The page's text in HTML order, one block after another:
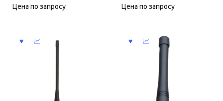
Цена по запросу
Цена по запросу